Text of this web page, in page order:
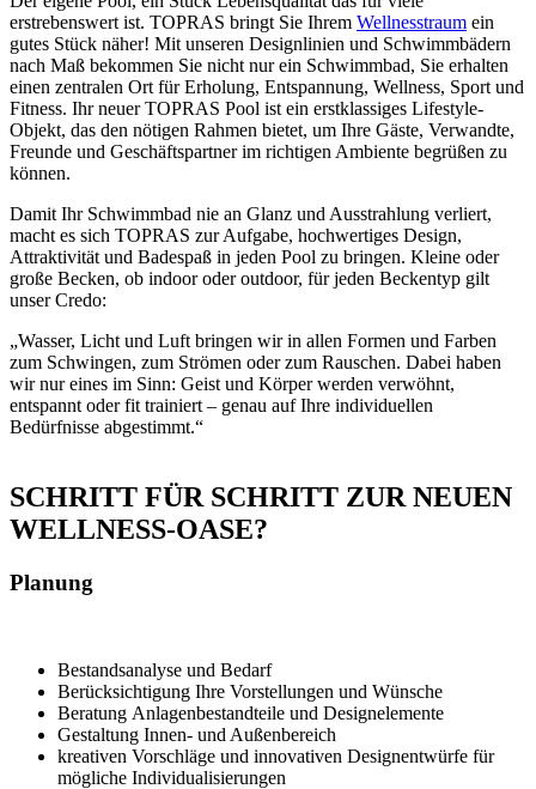
erstrebenswert ist. TOPRAS bringt Sie Ihrem Wellnesstraum ein
gutes Stück näher! Mit unseren Designlinien und Schwimmbädern
nach Maß bekommen Sie nicht nur ein Schwimmbad, Sie erhalten
einen zentralen Ort für Erholung, Entspannung, Wellness, Sport und
Fitness. Ihr neuer TOPRAS Pool ist ein erstklassiges Lifestyle-
Objekt, das den nötigen Rahmen bietet, um Ihre Gäste, Verwandte,
Freunde und Geschäftspartner im richtigen Ambiente begrüßen zu
können.
Damit Ihr Schwimmbad nie an Glanz und Ausstrahlung verliert,
macht es sich TOPRAS zur Aufgabe, hochwertiges Design,
Attraktivität und Badespaß in jeden Pool zu bringen. Kleine oder
große Becken, ob indoor oder outdoor, für jeden Beckentyp gilt
unser Credo:
„Wasser, Licht und Luft bringen wir in allen Formen und Farben
zum Schwingen, zum Strömen oder zum Rauschen. Dabei haben
wir nur eines im Sinn: Geist und Körper werden verwöhnt,
entspannt oder fit trainiert – genau auf Ihre individuellen
Bedürfnisse abgestimmt.“
SCHRITT FÜR SCHRITT ZUR NEUEN
WELLNESS-OASE?
Planung
Bestandsanalyse und Bedarf
Berücksichtigung Ihre Vorstellungen und Wünsche
Beratung Anlagenbestandteile und Designelemente
Gestaltung Innen- und Außenbereich
kreativen Vorschläge und innovativen Designentwürfe für
mögliche Individualisierungen